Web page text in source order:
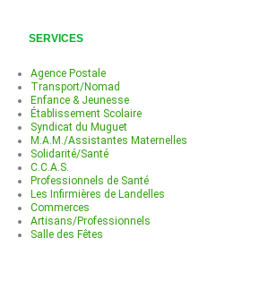
SERVICES
Agence Postale
Transport/Nomad
Enfance & Jeunesse
Établissement Scolaire
Syndicat du Muguet
M.A.M./Assistantes Maternelles
Solidarité/Santé
C.C.A.S.
Professionnels de Santé
Les Infirmières de Landelles
Commerces
Artisans/Professionnels
Salle des Fêtes